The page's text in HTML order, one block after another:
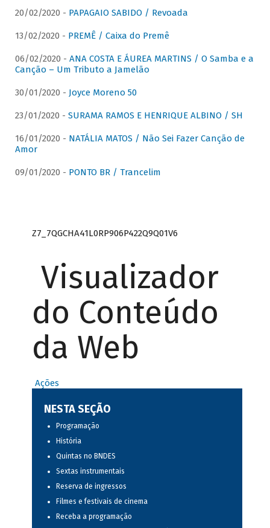
20/02/2020 - PAPAGAIO SABIDO / Revoada
13/02/2020 - PREMÊ / Caixa do Premê
06/02/2020 - ANA COSTA E ÁUREA MARTINS / O Samba e a
Canção – Um Tributo a Jamelão
30/01/2020 - Joyce Moreno 50
23/01/2020 - SURAMA RAMOS E HENRIQUE ALBINO / SH
16/01/2020 - NATÁLIA MATOS / Não Sei Fazer Canção de
Amor
09/01/2020 - PONTO BR / Trancelim
Z7_7QGCHA41L0RP906P422Q9Q01V6
Visualizador
do Conteúdo
da Web
Ações
NESTA SEÇÃO
Programação
História
Quintas no BNDES
Sextas instrumentais
Reserva de ingressos
Filmes e festivais de cinema
Receba a programação